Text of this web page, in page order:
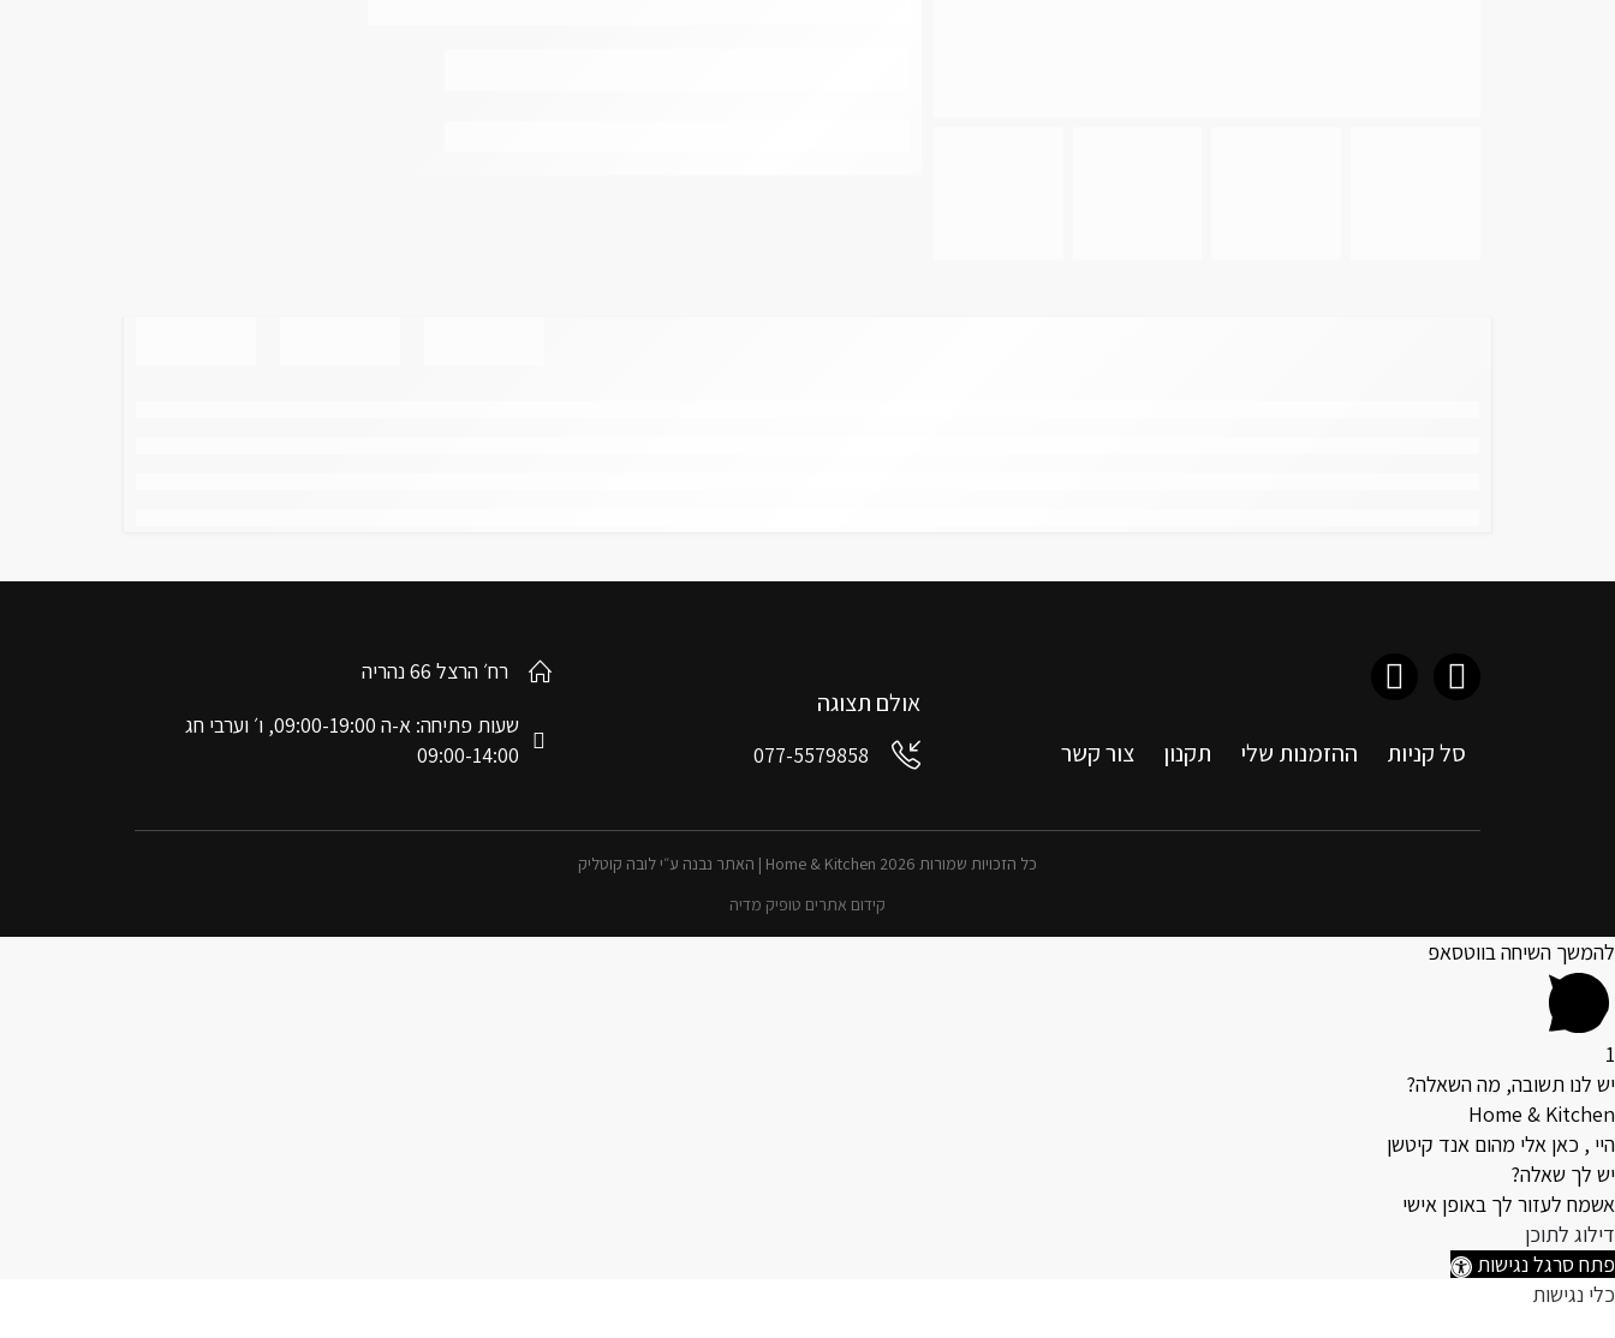
סל קניות ההזמנות שלי תקנון צור קשר
אולם תצוגה
077-5579858
רח׳ הרצל 66 נהריה
שעות פתיחה: א-ה 09:00-19:00, ו׳ וערבי חג
09:00-14:00
כל הזכויות שמורות 2026 Home & Kitchen | האתר נבנה ע״י לובה קוטליק
קידום אתרים טופיק מדיה
להמשך השיחה בווטסאפ
1
יש לנו תשובה, מה השאלה?
Home & Kitchen
היי , כאן אלי מהום אנד קיטשן
יש לך שאלה?
אשמח לעזור לך באופן אישי
דילוג לתוכן
פתח סרגל נגישות
כלי נגישות